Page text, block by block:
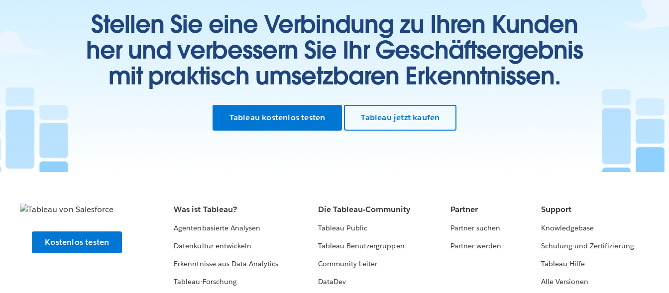
Stellen Sie eine Verbindung zu Ihren Kunden
her und verbessern Sie Ihr Geschäftsergebnis
mit praktisch umsetzbaren Erkenntnissen.
Tableau kostenlos testen Tableau jetzt kaufen
Kostenlos testen
Was ist Tableau?
Agentenbasierte Analysen
Datenkultur entwickeln
Erkenntnisse aus Data Analytics
Tableau-Forschung
Die Tableau-Community
Tableau Public
Tableau-Benutzergruppen
Community-Leiter
DataDev
Partner
Partner suchen
Partner werden
Support
Knowledgebase
Schulung und Zertifizierung
Tableau-Hilfe
Alle Versionen